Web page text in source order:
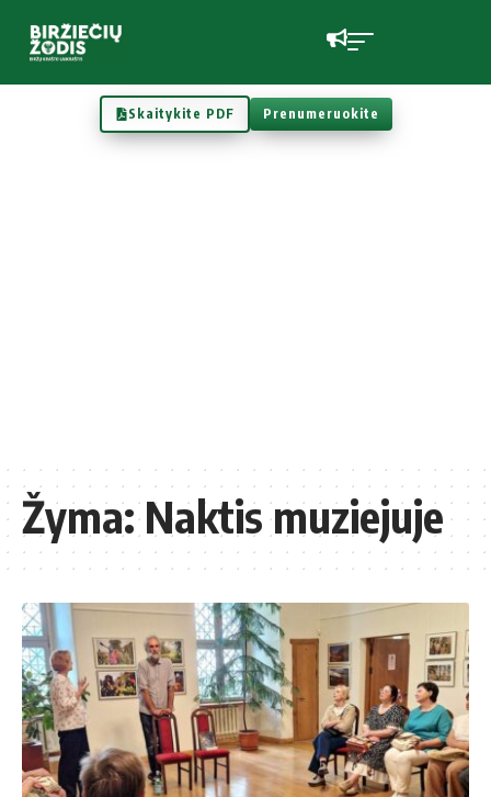
Skaitykite PDF Prenumeruokite
Žyma:Naktis muziejuje